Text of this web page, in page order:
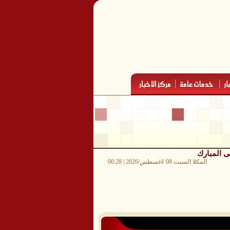
المبارك
المكلا السبت 08 /اغسطس/2026 | 06:28